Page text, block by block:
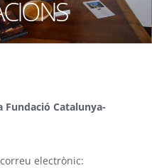
Fundació Catalunya-
electrònic: